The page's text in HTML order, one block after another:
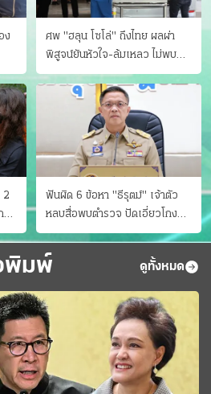
ง
ศพ "ฮลุน โซโล่" ถึงไทย ผลผ่า
พิสูจน์ยันหัวใจ-ล้มเหลว ไม่พบ
บาดแผล
2
น
ฟันผิด 6 ข้อหา "ธีรุตม์" เจ้าตัว
หลบสื่อพบตำรวจ ปัดเอี่ยวโกง
สอบท้องถิ่น จ่อบี้รํ่ารวยมากปกติ
พิมพ์ ดูทั้งหมด